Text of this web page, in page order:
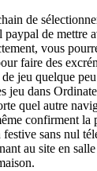
de
de mettre
vous
faire des
jeu quelque
jeu dans
quel autre
confirment la
sans nul
au site en